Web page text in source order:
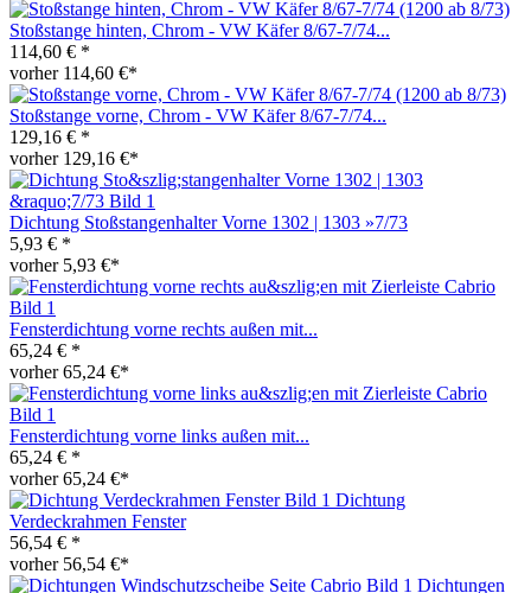
Stoßstange hinten, Chrom - VW Käfer 8/67-7/74...
114,60 € *
vorher 114,60 €*
Stoßstange vorne, Chrom - VW Käfer 8/67-7/74...
129,16 € *
vorher 129,16 €*
Dichtung Stoßstangenhalter Vorne 1302 | 1303 »7/73
5,93 € *
vorher 5,93 €*
Fensterdichtung vorne rechts außen mit...
65,24 € *
vorher 65,24 €*
Fensterdichtung vorne links außen mit...
65,24 € *
vorher 65,24 €*
Dichtung
Verdeckrahmen Fenster
56,54 € *
vorher 56,54 €*
Dichtungen